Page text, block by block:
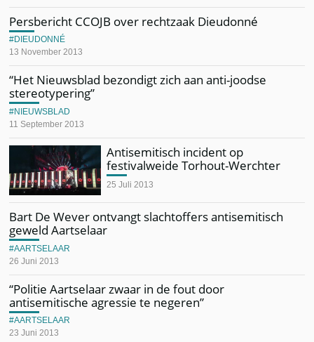
Persbericht CCOJB over rechtzaak Dieudonné
13 November 2013
DIEUDONNÉ
“Het Nieuwsblad bezondigt zich aan anti-joodse
stereotypering”
11 September 2013
NIEUWSBLAD
Antisemitisch incident op
festivalweide Torhout-Werchter
25 Juli 2013
Bart De Wever ontvangt slachtoffers antisemitisch
geweld Aartselaar
26 Juni 2013
AARTSELAAR
“Politie Aartselaar zwaar in de fout door
antisemitische agressie te negeren”
23 Juni 2013
AARTSELAAR